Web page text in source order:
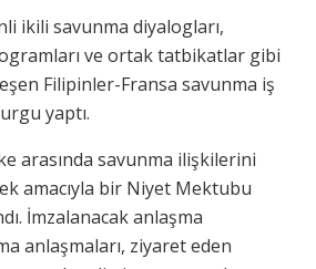
ikili savunma diyalogları,
ve ortak tatbikatlar gibi
Filipinler-Fransa savunma iş
yaptı.
arasında savunma ilişkilerini
amacıyla bir Niyet Mektubu
İmzalanacak anlaşma
anlaşmaları, ziyaret eden